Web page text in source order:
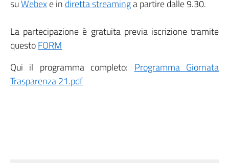
suWebexe in diretta streaminga partire dalle 9.30.
La partecipazione è gratuita previa iscrizione tramite
questoFORM
Qui il programma completo: Programma Giornata
Trasparenza 21.pdf